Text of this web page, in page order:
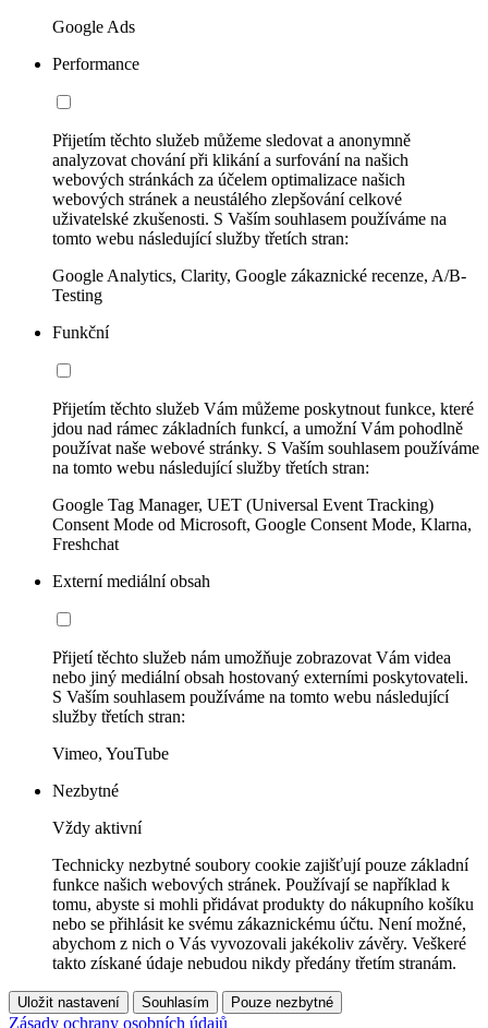
Google Ads
Performance
Přijetím těchto služeb můžeme sledovat a anonymně
analyzovat chování při klikání a surfování na našich
webových stránkách za účelem optimalizace našich
webových stránek a neustálého zlepšování celkové
uživatelské zkušenosti. S Vaším souhlasem používáme na
tomto webu následující služby třetích stran:
Google Analytics, Clarity, Google zákaznické recenze, A/B-
Testing
Funkční
Přijetím těchto služeb Vám můžeme poskytnout funkce, které
jdou nad rámec základních funkcí, a umožní Vám pohodlně
používat naše webové stránky. S Vaším souhlasem používáme
na tomto webu následující služby třetích stran:
Google Tag Manager, UET (Universal Event Tracking)
Consent Mode od Microsoft, Google Consent Mode, Klarna,
Freshchat
Externí mediální obsah
Přijetí těchto služeb nám umožňuje zobrazovat Vám videa
nebo jiný mediální obsah hostovaný externími poskytovateli.
S Vaším souhlasem používáme na tomto webu následující
služby třetích stran:
Vimeo, YouTube
Nezbytné
Vždy aktivní
Technicky nezbytné soubory cookie zajišťují pouze základní
funkce našich webových stránek. Používají se například k
tomu, abyste si mohli přidávat produkty do nákupního košíku
nebo se přihlásit ke svému zákaznickému účtu. Není možné,
abychom z nich o Vás vyvozovali jakékoliv závěry. Veškeré
takto získané údaje nebudou nikdy předány třetím stranám.
Uložit nastavení Souhlasím Pouze nezbytné
Zásady ochrany osobních údajů